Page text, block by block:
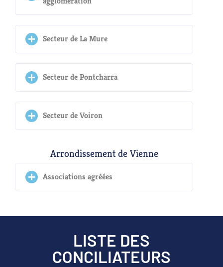
Secteur de La Mure
Secteur de Pontcharra
Secteur de Voiron
Arrondissement de Vienne
Associations agréées
LISTE DES
CONCILIATEURS